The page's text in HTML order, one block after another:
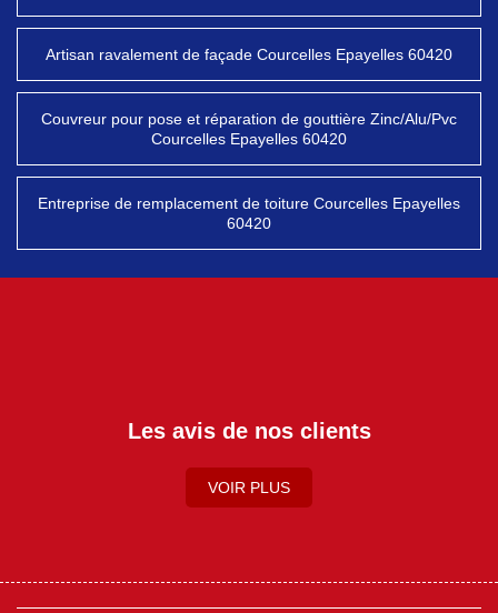
Artisan ravalement de façade Courcelles Epayelles 60420
Couvreur pour pose et réparation de gouttière Zinc/Alu/Pvc
Courcelles Epayelles 60420
Entreprise de remplacement de toiture Courcelles Epayelles
60420
Les avis de nos clients
VOIR PLUS